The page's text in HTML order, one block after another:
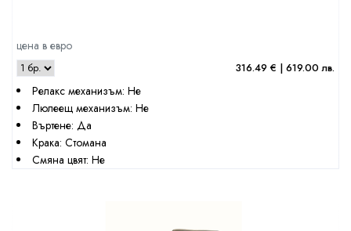
цена в евро
316.49 € | 619.00 лв.
Релакс механизъм: Не
Люлеещ механизъм: Не
Въртене: Да
Крака: Стомана
Смяна цвят: Не